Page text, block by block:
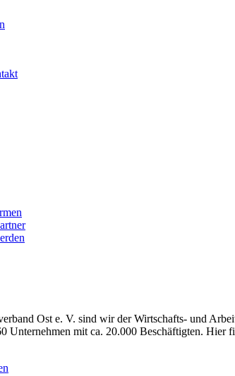
Ost e. V. sind wir der Wirtschafts- und
Unternehmen mit ca. 20.000 Beschäftigten. Hier